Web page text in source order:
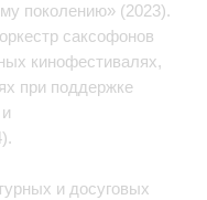
поколению» (2023).
саксофонов
кинофестивалях,
при поддержке
и досуговых